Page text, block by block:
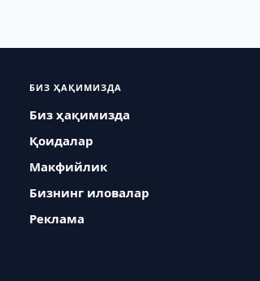
БИЗ ҲАҚИМИЗДА
Биз ҳақимизда
Қоидалар
Макфийлик
Бизнинг иловалар
Реклама